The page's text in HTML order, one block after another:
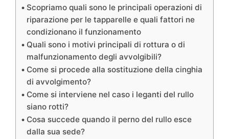
Scopriamo quali sono le principali operazioni di
riparazione per le tapparelle e quali fattori ne
condizionano il funzionamento
Quali sono i motivi principali di rottura o di
malfunzionamento degli avvolgibili?
Come si procede alla sostituzione della cinghia
di avvolgimento?
Come si interviene nel caso i leganti del rullo
siano rotti?
Cosa succede quando il perno del rullo esce
dalla sua sede?